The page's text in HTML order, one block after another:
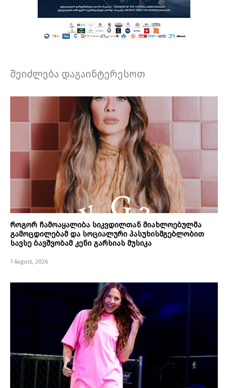
შეიძლება დაგაინტერესოთ
როგორ ჩამოაყალიბა სიკვდილთან მიახლოებულმა
გამოცდილებამ და სოციალური პასუხისმგებლობით
სავსე ბავშვობამ კენი გარსიას მუსიკა
7 August, 2026